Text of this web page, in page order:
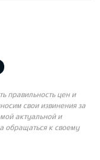
правильность цен и
свои извинения за
актуальной и
обращаться к своему